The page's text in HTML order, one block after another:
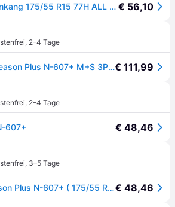
Ganzjahresreifen Nankang 175/55 R15 77H ALL SEASON N-607+ M+S € 56,10
, 2–4 Tage
2x NAN Kang ALL Season Plus N-607+ M+S 3PMSF 175/55R15 77H Reifen Ganzjahresreifen€ 111,99
, 2–4 Tage
607+ € 48,46
, 3–5 Tage
Nankang NK All Season Plus N-607+ ( 175/55 R15 77H ) - schwarz€ 48,46